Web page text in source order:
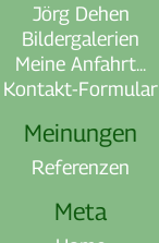
Jörg Dehen
Bildergalerien
Meine Anfahrt...
Kontakt-Formular
Meinungen
Referenzen
Meta